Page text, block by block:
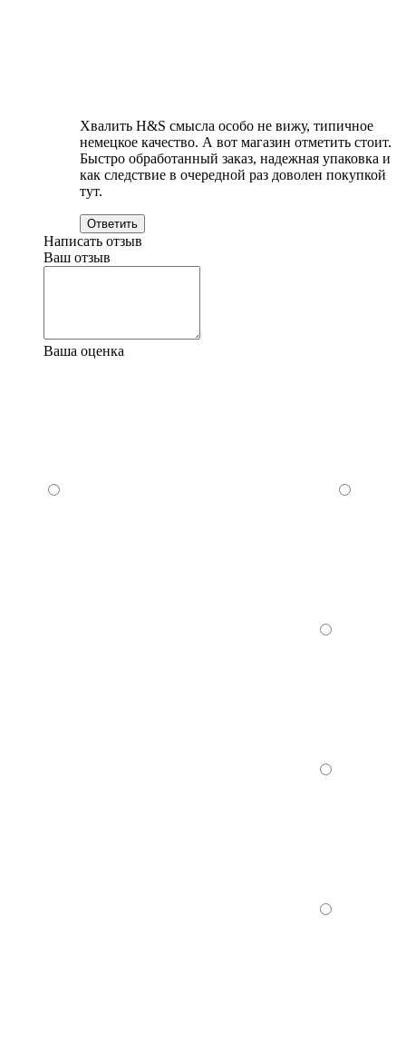
Хвалить H&S смысла особо не вижу, типичное
немецкое качество. А вот магазин отметить стоит.
Быстро обработанный заказ, надежная упаковка и
как следствие в очередной раз доволен покупкой
тут.
Ответить
Написать отзыв
Ваш отзыв
Ваша оценка